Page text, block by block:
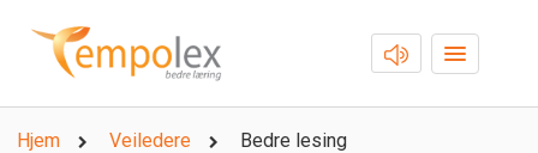
Hjem Veiledere Bedre lesing